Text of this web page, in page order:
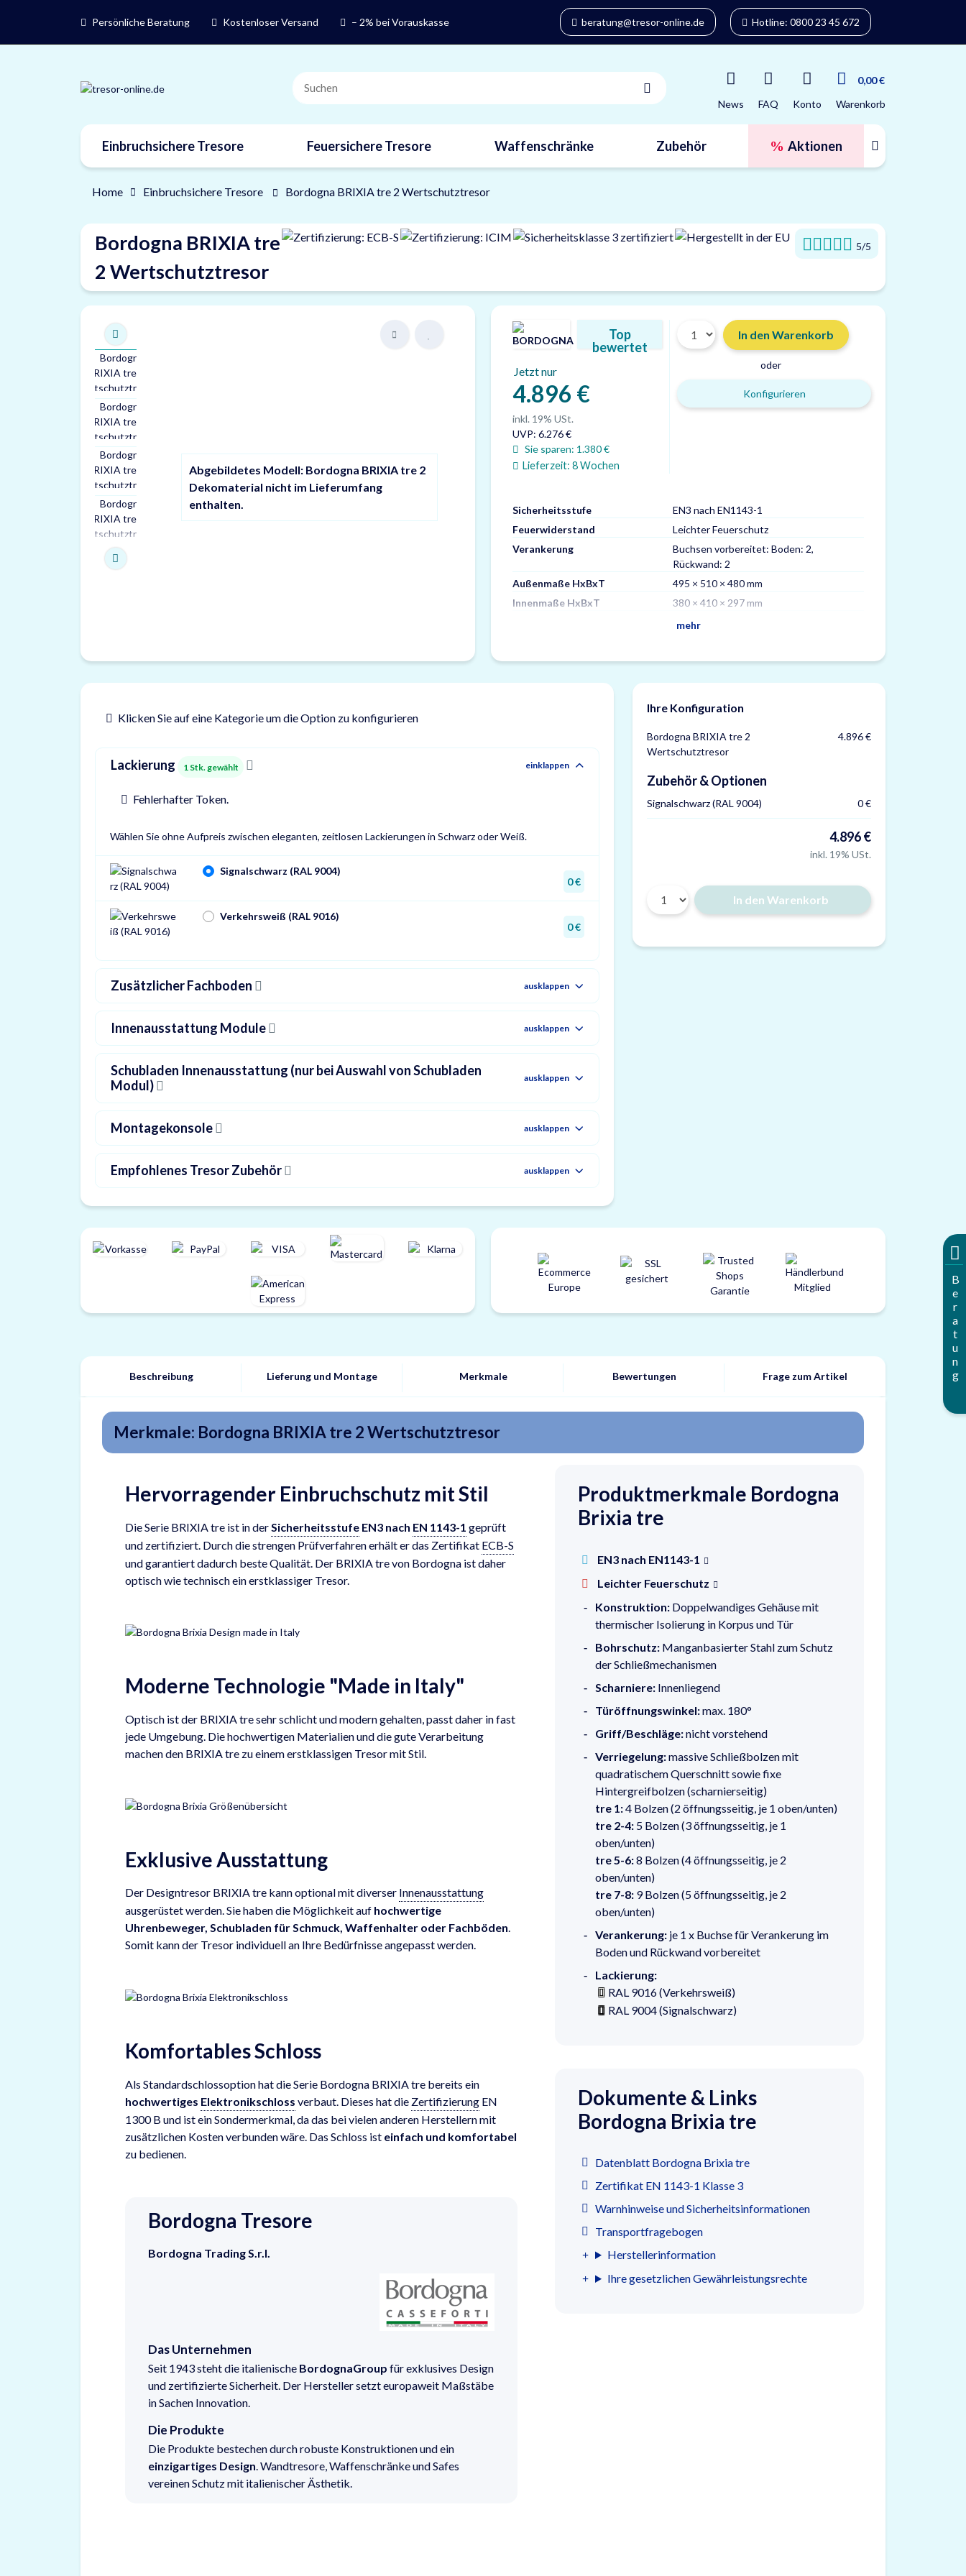
Persönliche Beratung Kostenloser Versand – 2% bei Vorauskasse beratung@tresor-online.de Hotline: 0800 23 45 672
News FAQ Konto
0,00 €
Warenkorb
Einbruchsichere Tresore Feuersichere Tresore Waffenschränke Zubehör Aktionen
Marken
Home Einbruchsichere Tresore Bordogna BRIXIA tre 2 Wertschutztresor
Bordogna BRIXIA tre
2 Wertschutztresor
5/5
Abgebildetes Modell: Bordogna BRIXIA tre 2
Dekomaterial nicht im Lieferumfang
enthalten.
Top
bewertet
Jetzt nur
4.896 €
inkl. 19% USt.
UVP:6.276 €
Sie sparen: 1.380 €
Lieferzeit: 8 Wochen
In den Warenkorb
oder
Konfigurieren
Sicherheitsstufe
EN3 nach EN1143-1
Feuerwiderstand
Leichter Feuerschutz
Verankerung
Buchsen vorbereitet: Boden: 2,
Rückwand: 2
Außenmaße HxBxT
495 × 510 × 480 mm
Innenmaße HxBxT
380 × 410 × 297 mm
mehr
Klicken Sie auf eine Kategorie um die Option zu konfigurieren
Lackierung 1 Stk. gewählt einklappen
Fehlerhafter Token.
Wählen Sie ohne Aufpreis zwischen eleganten, zeitlosen Lackierungen in Schwarz oder Weiß.
Signalschwarz (RAL 9004)
0 €
Verkehrsweiß (RAL 9016)
0 €
Zusätzlicher Fachboden ausklappen
Innenausstattung Module ausklappen
Schubladen Innenausstattung (nur bei Auswahl von Schubladen
Modul)
ausklappen
Montagekonsole ausklappen
Empfohlenes Tresor Zubehör ausklappen
Ihre Konfiguration
Bordogna BRIXIA tre 2
Wertschutztresor
4.896 €
Zubehör & Optionen
Signalschwarz (RAL 9004) 0 €
4.896 €
inkl. 19% USt.
In den Warenkorb
Beschreibung Lieferung und Montage Merkmale Bewertungen Frage zum Artikel
Merkmale: Bordogna BRIXIA tre 2 Wertschutztresor
Hervorragender Einbruchschutz mit Stil
Die Serie BRIXIA tre ist in der Sicherheitsstufe EN3 nach EN 1143-1 geprüft
und zertifiziert. Durch die strengen Prüfverfahren erhält er das Zertifikat ECB-S
und garantiert dadurch beste Qualität. Der BRIXIA tre von Bordogna ist daher
optisch wie technisch ein erstklassiger Tresor.
Moderne Technologie "Made in Italy"
Optisch ist der BRIXIA tre sehr schlicht und modern gehalten, passt daher in fast
jede Umgebung. Die hochwertigen Materialien und die gute Verarbeitung
machen den BRIXIA tre zu einem erstklassigen Tresor mit Stil.
Exklusive Ausstattung
Der Designtresor BRIXIA tre kann optional mit diverser Innenausstattung
ausgerüstet werden. Sie haben die Möglichkeit auf hochwertige
Uhrenbeweger, Schubladen für Schmuck, Waffenhalter oder Fachböden.
Somit kann der Tresor individuell an Ihre Bedürfnisse angepasst werden.
Komfortables Schloss
Als Standardschlossoption hat die Serie Bordogna BRIXIA tre bereits ein
hochwertiges Elektronikschloss verbaut. Dieses hat die Zertifizierung EN
1300 B und ist ein Sondermerkmal, da das bei vielen anderen Herstellern mit
zusätzlichen Kosten verbunden wäre. Das Schloss ist einfach und komfortabel
zu bedienen.
Bordogna Tresore
Bordogna Trading S.r.l.
Das Unternehmen
Seit 1943 steht die italienische BordognaGroup für exklusives Design
und zertifizierte Sicherheit. Der Hersteller setzt europaweit Maßstäbe
in Sachen Innovation.
Die Produkte
Die Produkte bestechen durch robuste Konstruktionen und ein
einzigartiges Design. Wandtresore, Waffenschränke und Safes
vereinen Schutz mit italienischer Ästhetik.
Produktmerkmale Bordogna
Brixia tre
EN3 nach EN1143-1
Leichter Feuerschutz
Konstruktion: Doppelwandiges Gehäuse mit
thermischer Isolierung in Korpus und Tür
Bohrschutz: Manganbasierter Stahl zum Schutz
der Schließmechanismen
Scharniere: Innenliegend
Türöffnungswinkel:max. 180°
Griff/Beschläge:nicht vorstehend
Verriegelung:massive Schließbolzen mit
quadratischem Querschnitt sowie fixe
Hintergreifbolzen (scharnierseitig)
tre 1:4 Bolzen (2 öffnungsseitig, je 1 oben/unten)
tre 2-4: 5 Bolzen (3 öffnungsseitig, je 1
oben/unten)
tre 5-6:8 Bolzen (4 öffnungsseitig, je 2
oben/unten)
tre 7-8: 9 Bolzen (5 öffnungsseitig, je 2
oben/unten)
Verankerung: je 1 x Buchse für Verankerung im
Boden und Rückwand vorbereitet
Lackierung:
RAL 9016 (Verkehrsweiß)
RAL 9004 (Signalschwarz)
Dokumente & Links
Bordogna Brixia tre
Datenblatt Bordogna Brixia tre
Zertifikat EN 1143-1 Klasse 3
Warnhinweise und Sicherheitsinformationen
Transportfragebogen
Herstellerinformation
Ihre gesetzlichen Gewährleistungsrechte
Beratung